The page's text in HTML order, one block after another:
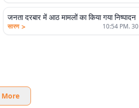
जनता दरबार में आठ मामलों का किया गया निष्पादन
सारण > 10:54 PM.
More